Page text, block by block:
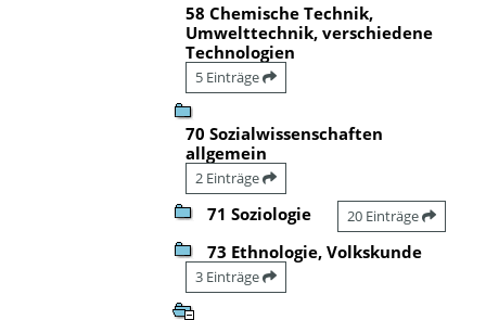
58 Chemische Technik,
Umwelttechnik, verschiedene
Technologien
5 Einträge
70 Sozialwissenschaften
allgemein
2 Einträge
71 Soziologie 20 Einträge
73 Ethnologie, Volkskunde
3 Einträge